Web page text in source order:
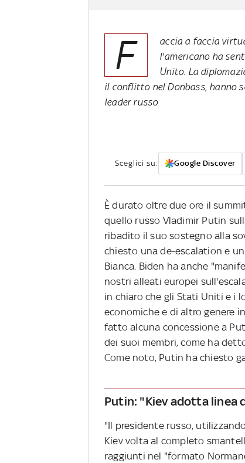
F
accia a faccia
l'americano ha
Unito. La
il conflitto nel Donbass, hanno
leader russo
Sceglici su: Google Discover
È durato oltre due ore il
quello russo Vladimir Putin
ribadito il suo sostegno alla
chiesto una de-escalation e
Bianca. Biden ha anche
nostri alleati europei
in chiaro che gli Stati Uniti e i
economiche e di altro genere
fatto alcuna concessione a
dei suoi membri, come ha
Come noto, Putin ha chiesto
Putin: "Kiev adotta linea
"Il presidente russo,
Kiev volta al completo
raggiunti nel "formato